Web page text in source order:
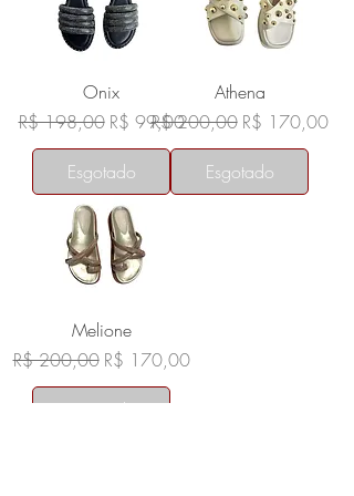
Onix
Preço normal
R$ 198,00 Preço promocional
R$ 99,00
Esgotado
Athena
Preço normal
R$ 200,00 Preço
R$ 170,00
Esgotado
Melione
Preço normal
R$ 200,00 Preço promocional
R$ 170,00
Esgotado